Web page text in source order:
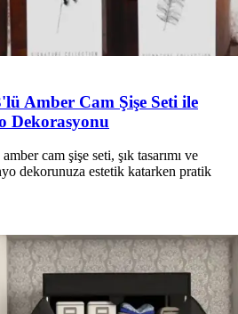
Amber Cam Şişe Seti ile
Dekorasyonu
cam şişe seti, şık tasarımı ve
dekorunuza estetik katarken pratik